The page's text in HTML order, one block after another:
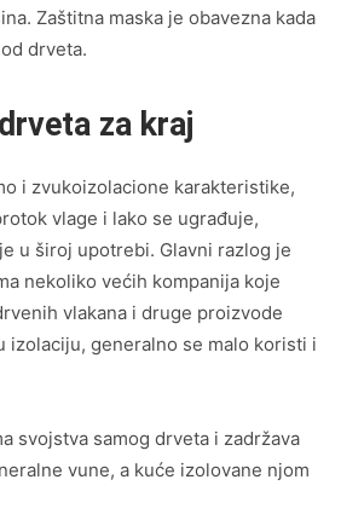
Zaštitna maska ​​je obavezna kada
drveta.
za kraj
i zvukoizolacione karakteristike,
vlage i lako se ugrađuje,
u široj upotrebi. Glavni razlog je
nekoliko većih kompanija koje
vlakana i druge proizvode
izolaciju, generalno se malo koristi i
svojstva samog drveta i zadržava
vune, a kuće izolovane njom